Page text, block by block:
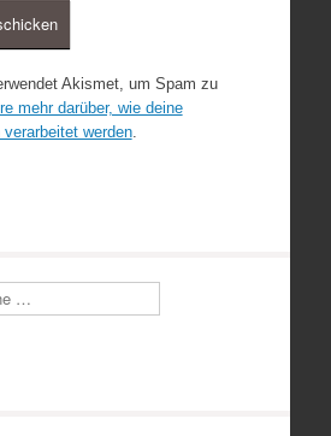
Akismet, um Spam zu
mehr darüber, wie deine
werden.